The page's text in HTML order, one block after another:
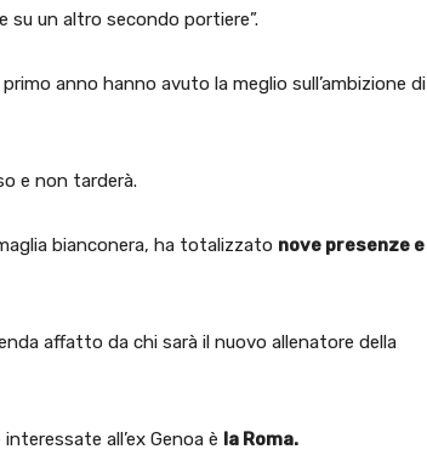
su un altro secondo portiere”.
anno hanno avuto la meglio sull’ambizione di
e non tarderà.
bianconera, ha totalizzato nove presenze e
affatto da chi sarà il nuovo allenatore della
all’ex Genoa è la Roma.